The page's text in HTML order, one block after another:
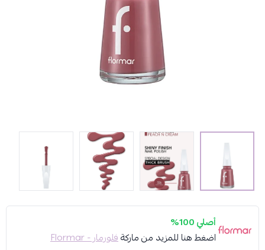
أصلي 100%
اضغط هنا للمزيد من ماركةفلورمار - Flormar